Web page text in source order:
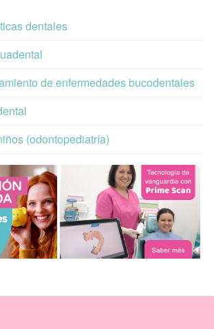
dentales
de enfermedades bucodentales
(odontopediatría)